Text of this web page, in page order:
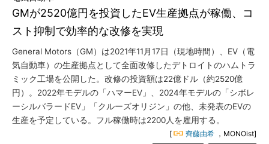
GMが2520億円を投資したEV生産拠点が稼働、コ
スト抑制で効率的な改修を実現
General Motors（GM）は2021年11月17日（現地時間）、EV（電
気自動車）の生産拠点として全面改修したデトロイトのハムトラ
ミック工場を公開した。改修の投資額は22億ドル（約2520億
円）。2022年モデルの「ハマーEV」、2024年モデルの「シボレ
ーシルバラードEV」「クルーズオリジン」の他、未発表のEVの
生産を予定している。フル稼働時は2200人を雇用する。
[ 齊藤由希 ，MONOist]